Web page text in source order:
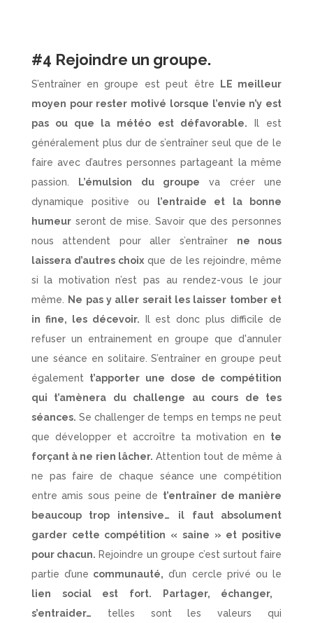
#4 Rejoindre un groupe.
S’entraîner en groupe est peut être
LE meilleur
moyen pour rester motivé lorsque l’envie n’y est
pas ou que la météo est défavorable. Il est
généralement plus dur de s’entraîner seul que de le
faire avec d’autres personnes partageant la même
passion.
L’émulsion du groupe va créer une
dynamique positive ou
l’entraide et la bonne
humeurseront de mise. Savoir que des personnes
nous attendent pour aller s’entraîner ne nous
laissera d’autres choix que de les rejoindre, même
si la motivation n’est pas au rendez-vous le jour
même.
Ne pas y aller serait les laisser tomber et
in fine, les décevoir. Il est donc plus difficile de
refuser un entrainement en groupe que d'annuler
une séance en solitaire. S’entraîner en groupe peut
également t’apporter une dose de compétition
qui t’amènera du challenge au cours de tes
séances. Se challenger de temps en temps ne peut
que développer et accroître ta motivation en te
forçant à ne rien lâcher. Attention tout de même à
ne pas faire de chaque séance une compétition
entre amis sous peine de t’entraîner de manière
beaucoup trop intensive…
il faut absolument
garder cette compétition « saine » et positive
pour chacun. Rejoindre un groupe c’est surtout faire
partie d’une communauté, d’un cercle privé ou le
lien social est fort. Partager, échanger,
s’entraider… telles sont les valeurs qui